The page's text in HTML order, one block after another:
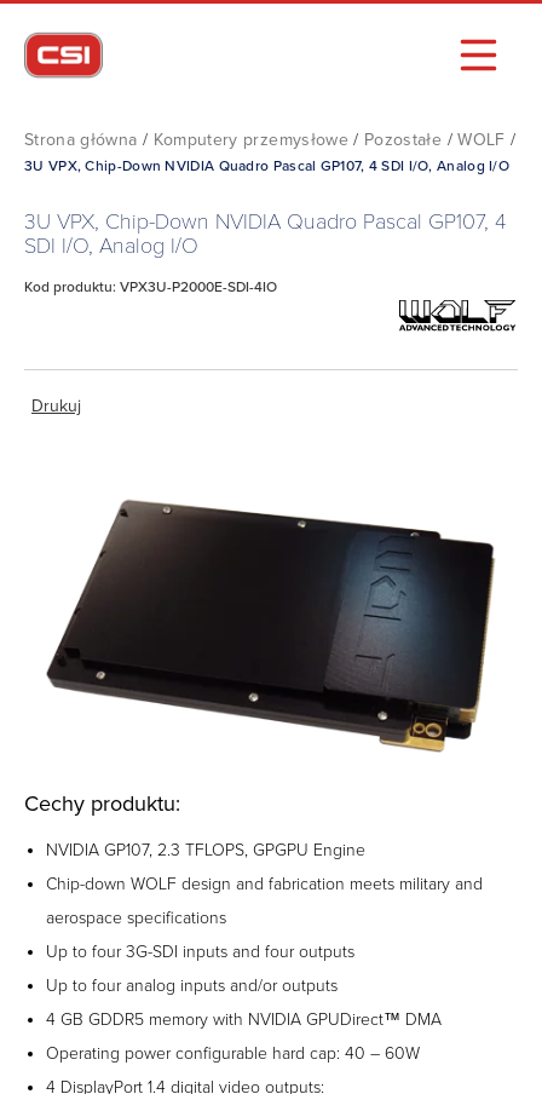
Strona główna / Komputery przemysłowe / Pozostałe /WOLF /
3U VPX, Chip-Down NVIDIA Quadro Pascal GP107, 4 SDI I/O, Analog I/O
3U VPX, Chip-Down NVIDIA Quadro Pascal GP107, 4
SDI I/O, Analog I/O
Kod produktu: VPX3U-P2000E-SDI-4IO
Drukuj
Cechy produktu:
NVIDIA GP107, 2.3 TFLOPS, GPGPU Engine
Chip-down WOLF design and fabrication meets military and
aerospace specifications
Up to four 3G-SDI inputs and four outputs
Up to four analog inputs and/or outputs
4 GB GDDR5 memory with NVIDIA GPUDirect™ DMA
Operating power configurable hard cap: 40 – 60W
4 DisplayPort 1.4 digital video outputs: